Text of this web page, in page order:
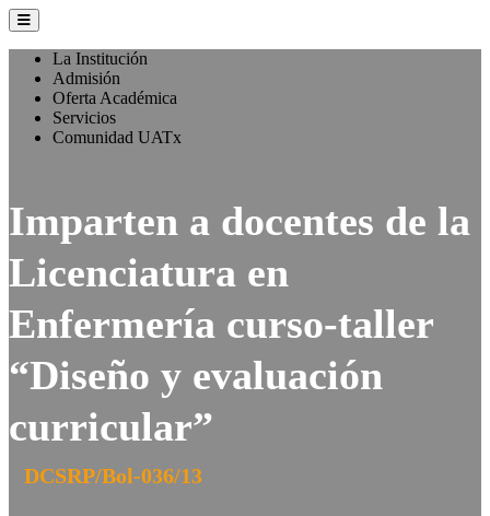
La Institución
Admisión
Oferta Académica
Servicios
Comunidad UATx
Imparten a docentes de la
Licenciatura en
Enfermería curso-taller
“Diseño y evaluación
curricular”
DCSRP/Bol-036/13